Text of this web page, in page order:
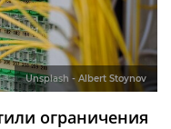
Unsplash - Albert Stoynov
ограничения